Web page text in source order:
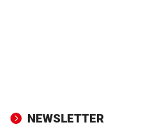
NEWSLETTER